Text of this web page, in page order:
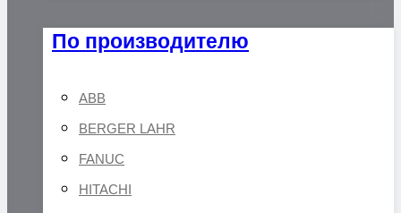
По производителю
ABB
BERGER LAHR
FANUC
HITACHI